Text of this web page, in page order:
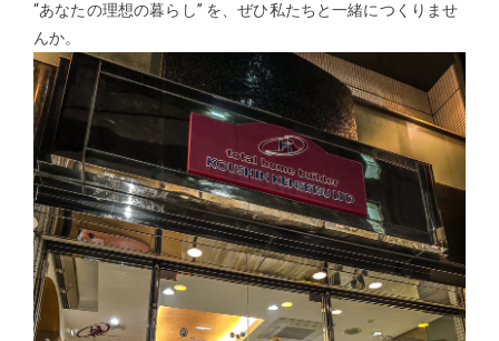
“あなたの理想の暮らし” を、ぜひ私たちと一緒につくりませ
んか。